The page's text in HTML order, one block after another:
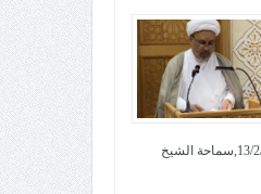
الناس.بتاريخ13/2/1447,سماحة الشيخ